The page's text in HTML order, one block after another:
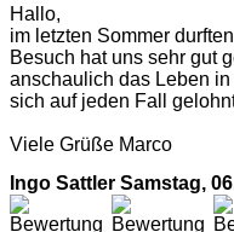
Hallo,
im letzten Sommer
Besuch hat uns sehr gut
anschaulich das Leben
sich auf jeden Fall
Viele Grüße Marco
Ingo Sattler Samstag,